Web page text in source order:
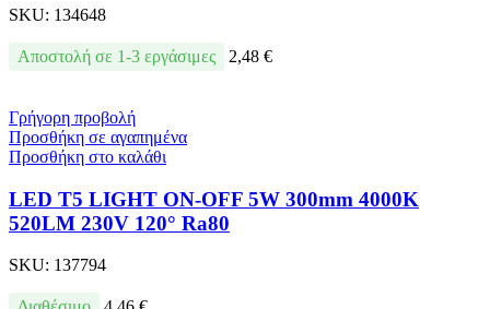
SKU: 134648
Αποστολή σε 1-3 εργάσιμες 2,48 €
Γρήγορη προβολή
Προσθήκη σε αγαπημένα
Προσθήκη στο καλάθι
LED T5 LIGHT ON-OFF 5W 300mm 4000K
520LM 230V 120° Ra80
SKU: 137794